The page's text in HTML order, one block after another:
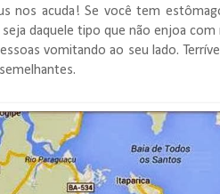
nos acuda! Se você tem
daquele tipo que não enjoa
vomitando ao seu lado.